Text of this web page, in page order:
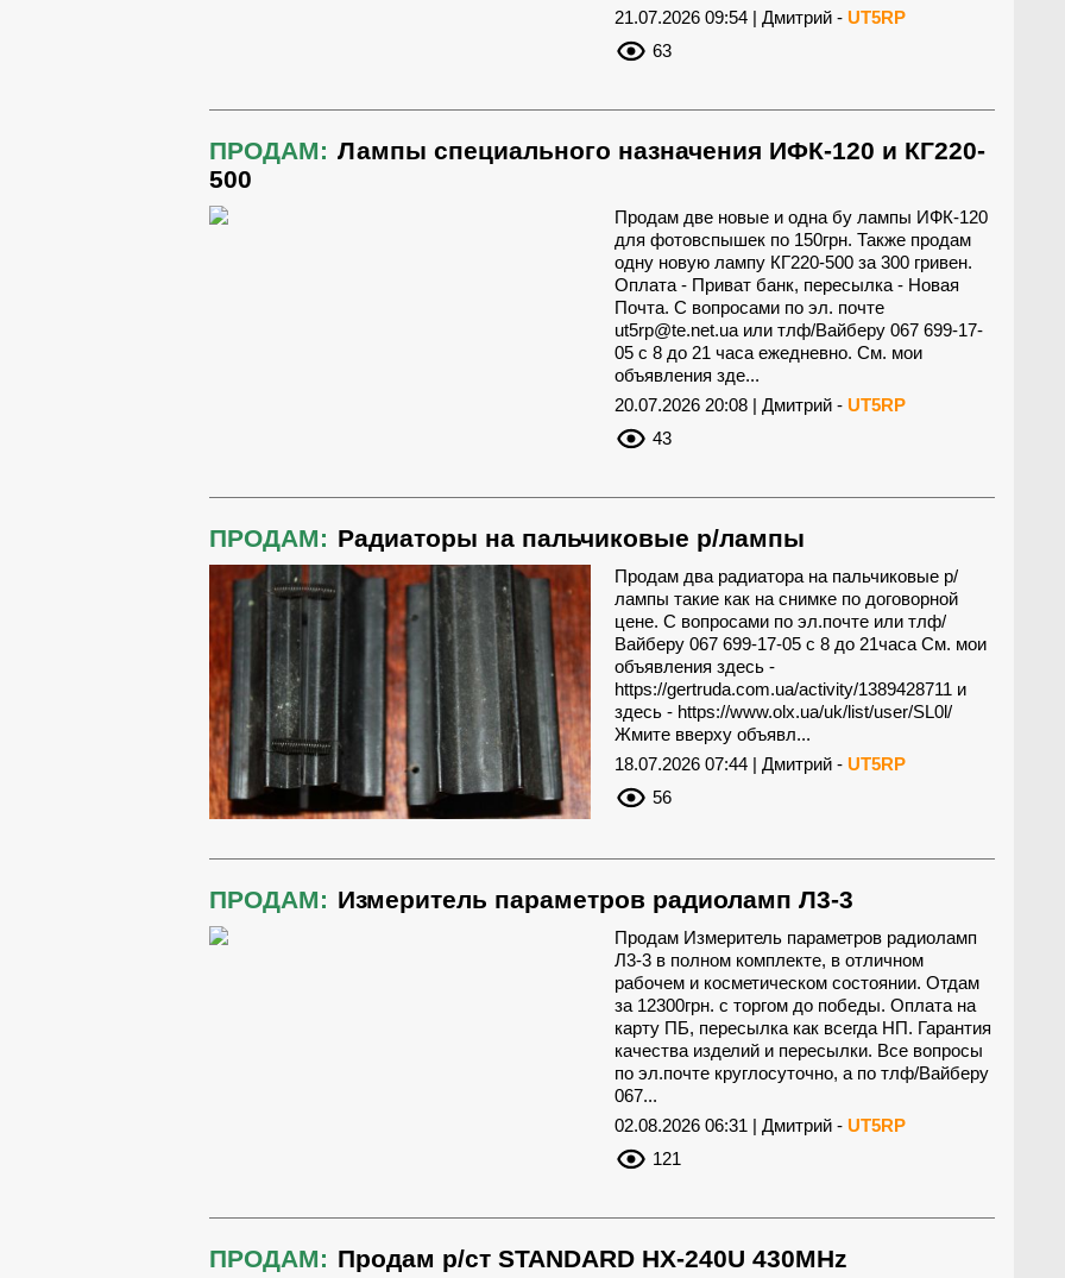
21.07.2026 09:54 | Дмитрий - UT5RP
63
ПРОДАМ: Лампы специального назначения ИФК-120 и КГ220-
500
Продам две новые и одна бу лампы ИФК-120
для фотовспышек по 150грн. Также продам
одну новую лампу КГ220-500 за 300 гривен.
Оплата - Приват банк, пересылка - Новая
Почта. С вопросами по эл. почте
ut5rp@te.net.uaили тлф/Вайберу 067 699-17-
05 с 8 до 21 часа ежедневно. См. мои
объявления зде...
20.07.2026 20:08 | Дмитрий - UT5RP
43
ПРОДАМ: Радиаторы на пальчиковые р/лампы
Продам два радиатора на пальчиковые р/
лампы такие как на снимке по договорной
цене. С вопросами по эл.почте или тлф/
Вайберу 067 699-17-05 с 8 до 21часа См. мои
объявления здесь -
https://gertruda.com.ua/activity/1389428711 и
здесь - https://www.olx.ua/uk/list/user/SL0l/
Жмите вверху объявл...
18.07.2026 07:44 | Дмитрий - UT5RP
56
ПРОДАМ: Измеритель параметров радиоламп Л3-3
Продам Измеритель параметров радиоламп
Л3-3 в полном комплекте, в отличном
рабочем и косметическом состоянии. Отдам
за 12300грн. с торгом до победы. Оплата на
карту ПБ, пересылка как всегда НП. Гарантия
качества изделий и пересылки. Все вопросы
по эл.почте круглосуточно, а по тлф/Вайберу
067...
02.08.2026 06:31 | Дмитрий - UT5RP
121
ПРОДАМ: Продам р/ст STANDARD HX-240U 430MHz